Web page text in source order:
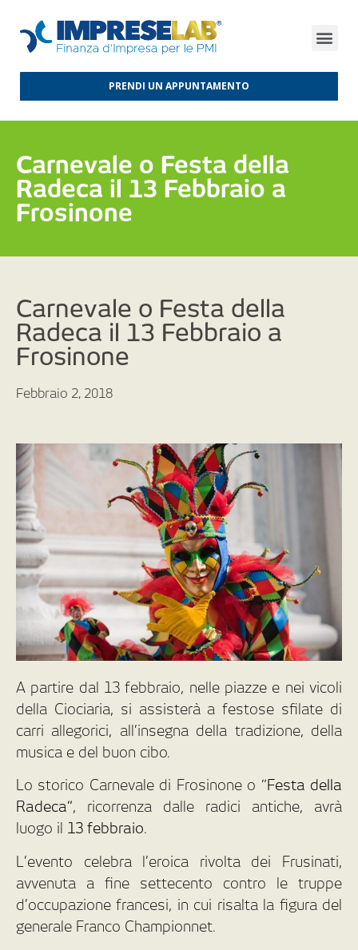
PRENDI UN APPUNTAMENTO
Carnevale o Festa della
Radeca il 13 Febbraio a
Frosinone
Carnevale o Festa della
Radeca il 13 Febbraio a
Frosinone
Febbraio 2, 2018
A partire dal 13 febbraio, nelle piazze e nei vicoli
della Ciociaria, si assisterà a festose sfilate di
carri allegorici, all’insegna della tradizione, della
musica e del buon cibo.
Lo storico Carnevale di Frosinone o “Festa della
Radeca”, ricorrenza dalle radici antiche, avrà
luogo il 13 febbraio.
L’evento celebra l’eroica rivolta dei Frusinati,
avvenuta a fine settecento contro le truppe
d’occupazione francesi, in cui risalta la figura del
generale Franco Championnet.